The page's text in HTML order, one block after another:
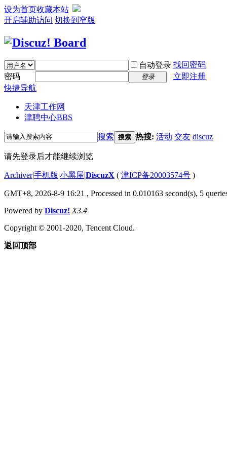
设为首页收藏本站
开启辅助访问 切换到窄版
自动登录 找回密码
密码
登录
立即注册
快捷导航
天津工作网
津聘中心BBS
搜索 搜索 热搜: 活动 交友 discuz
请先登录后才能继续浏览
Archiver|手机版|小黑屋|DiscuzX ( 津ICP备20003574号 )
GMT+8, 2026-8-9 16:21 , Processed in 0.010163 second(s), 5
Powered by Discuz! X3.4
Copyright © 2001-2020, Tencent Cloud.
返回顶部